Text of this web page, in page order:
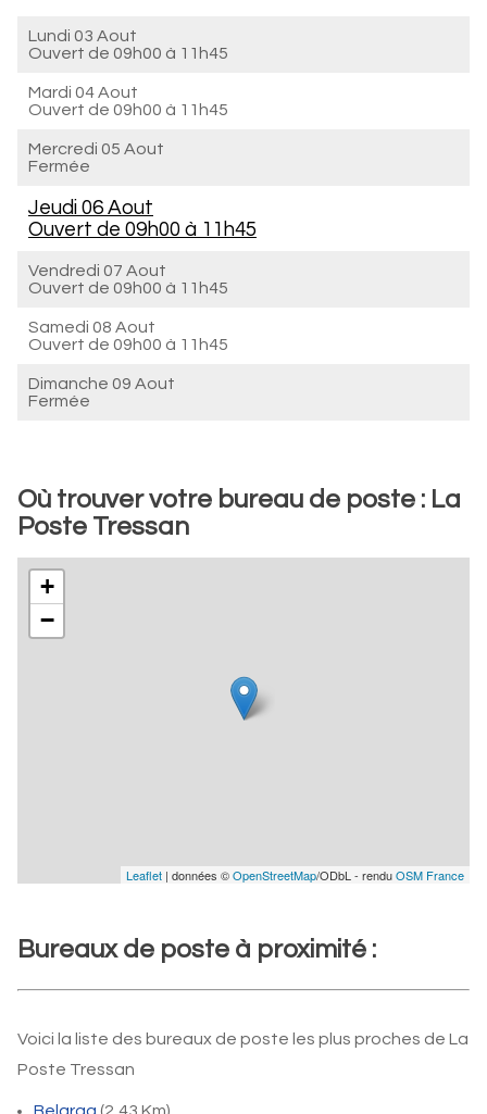
Lundi 03 Aout
Ouvert de 09h00 à 11h45
Mardi 04 Aout
Ouvert de 09h00 à 11h45
Mercredi 05 Aout
Fermée
Jeudi 06 Aout
Ouvert de 09h00 à 11h45
Vendredi 07 Aout
Ouvert de 09h00 à 11h45
Samedi 08 Aout
Ouvert de 09h00 à 11h45
Dimanche 09 Aout
Fermée
Où trouver votre bureau de poste : La
Poste Tressan
+
−
Leaflet | données ©OpenStreetMap/ODbL - renduOSM France
Bureaux de poste à proximité :
Voici la liste des bureaux de poste les plus proches de La
Poste Tressan